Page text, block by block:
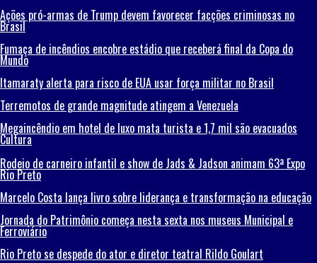
Ações pró-armas de Trump devem favorecer facções criminosas no
Brasil
Fumaça de incêndios encobre estádio que receberá final da Copa do
Mundo
Itamaraty alerta para risco de EUA usar força militar no Brasil
Terremotos de grande magnitude atingem a Venezuela
Megaincêndio em hotel de luxo mata turista e 1,7 mil são evacuados
Cultura
Rodeio de carneiro infantil e show de Jads & Jadson animam 63ª Expo
Rio Preto
Marcelo Costa lança livro sobre liderança e transformação na educação
Jornada do Patrimônio começa nesta sexta nos museus Municipal e
Ferroviário
Rio Preto se despede do ator e diretor teatral Rildo Goulart